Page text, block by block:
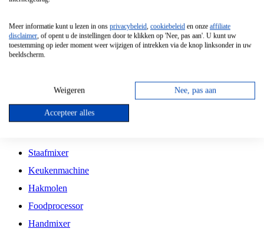
Vrijstaande Magnetron
Vrijstaande Kookplaat
Inbouw Gaskookplaat
Inbouw Keramische Kookplaat
Kookplaat Accessoires
Staafmixer
Keukenmachine
Hakmolen
Foodprocessor
Handmixer
Meer informatie kunt u lezen in ons privacybeleid, cookiebeleid en onze affiliate
disclaimer, of opent u de instellingen door te klikken op 'Nee, pas aan'. U kunt uw
toestemming op ieder moment weer wijzigen of intrekken via de knop linksonder in uw
beeldscherm.
Weigeren Nee, pas aan
Accepteer alles